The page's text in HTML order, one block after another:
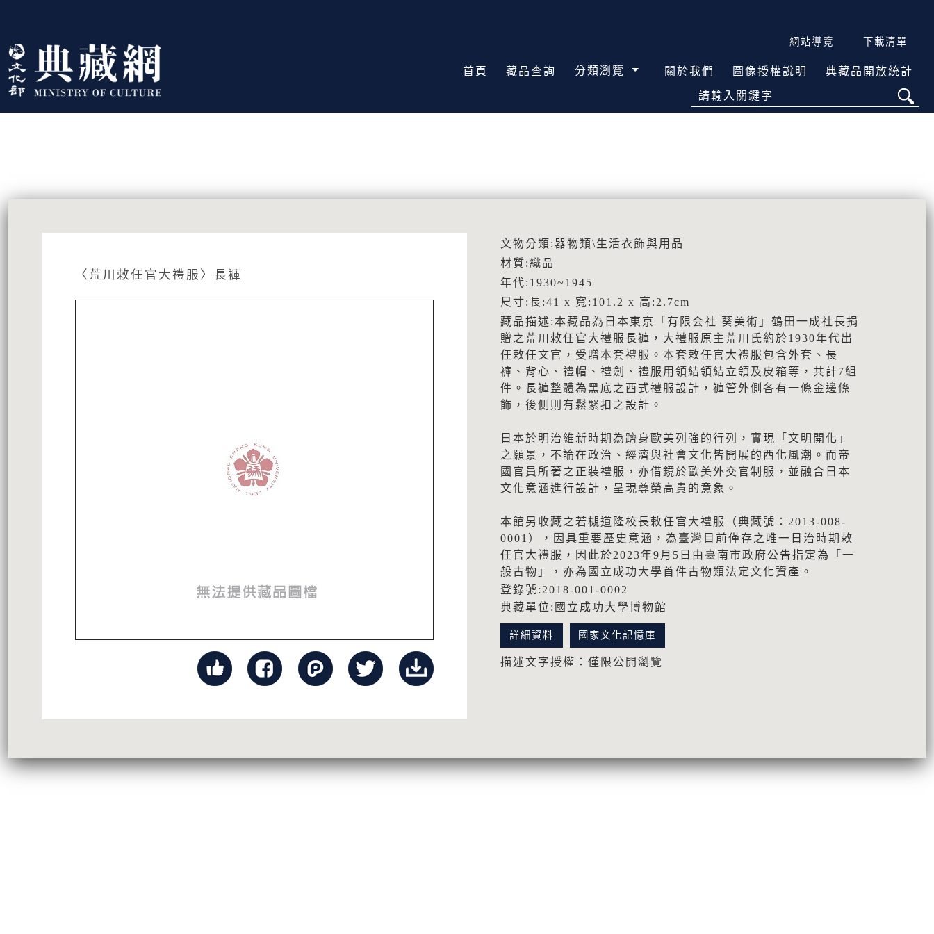
:::
網站導覽 下載清單
首頁 藏品查詢 分類瀏覽 關於我們 圖像授權說明 典藏品開放統計
請輸入關鍵字
〈荒川敕任官大禮服〉長褲
文物分類:器物類\生活衣飾與用品
材質:織品
年代:1930~1945
尺寸:長:41 x 寬:101.2 x 高:2.7cm
藏品描述:本藏品為日本東京「有限会社 葵美術」鶴田一成社長捐
贈之荒川敕任官大禮服長褲，大禮服原主荒川氏約於1930年代出
任敕任文官，受贈本套禮服。本套敕任官大禮服包含外套、長
褲、背心、禮帽、禮劍、禮服用領結領結立領及皮箱等，共計7組
件。長褲整體為黑底之西式禮服設計，褲管外側各有一條金邊條
飾，後側則有鬆緊扣之設計。
日本於明治維新時期為躋身歐美列強的行列，實現「文明開化」
之願景，不論在政治、經濟與社會文化皆開展的西化風潮。而帝
國官員所著之正裝禮服，亦借鏡於歐美外交官制服，並融合日本
文化意涵進行設計，呈現尊榮高貴的意象。
本館另收藏之若槻道隆校長敕任官大禮服（典藏號：2013-008-
0001），因具重要歷史意涵，為臺灣目前僅存之唯一日治時期敕
任官大禮服，因此於2023年9月5日由臺南市政府公告指定為「一
般古物」，亦為國立成功大學首件古物類法定文化資產。
登錄號:2018-001-0002
典藏單位:國立成功大學博物館
詳細資料 國家文化記憶庫
描述文字授權：僅限公開瀏覽